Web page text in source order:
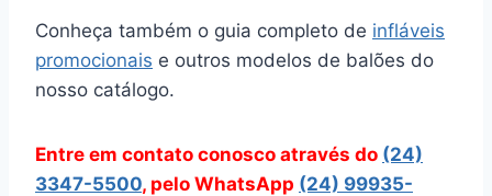
Conheça também o guia completo de infláveis
promocionais e outros modelos de balões do
nosso catálogo.
Entre em contato conosco através do (24)
3347-5500, pelo WhatsApp (24) 99935-